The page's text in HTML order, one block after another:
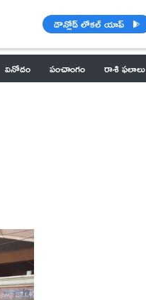
డౌన్లోడ్ లోకల్ యాప్
వినోదం పంచాంగం రాశి ఫలాలు